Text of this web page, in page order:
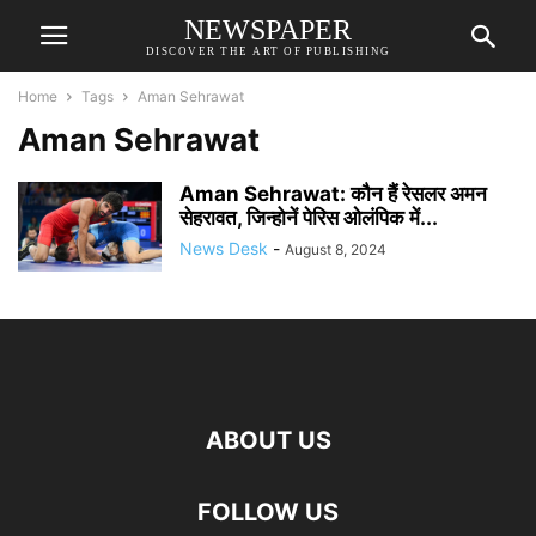
NEWSPAPER
DISCOVER THE ART OF PUBLISHING
Home Tags Aman Sehrawat
Aman Sehrawat
Aman Sehrawat: कौन हैं रेसलर अमन
सेहरावत, जिन्होनें पेरिस ओलंपिक में...
News Desk - August 8, 2024
ABOUT US
FOLLOW US